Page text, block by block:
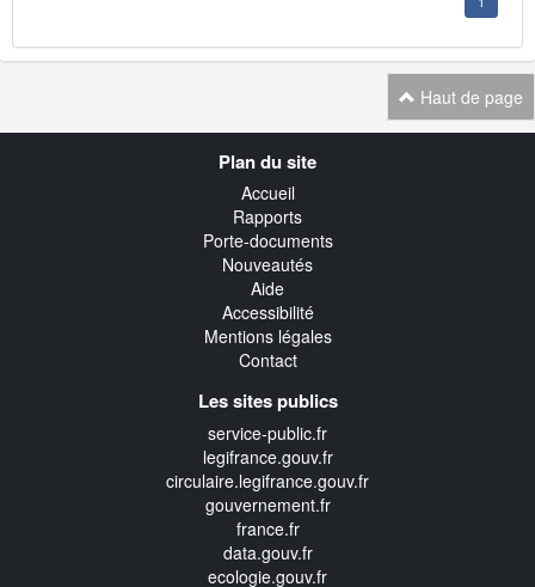
Haut de page
Plan du site
Accueil
Rapports
Porte-documents
Nouveautés
Aide
Accessibilité
Mentions légales
Contact
Les sites publics
service-public.fr
legifrance.gouv.fr
circulaire.legifrance.gouv.fr
gouvernement.fr
france.fr
data.gouv.fr
ecologie.gouv.fr